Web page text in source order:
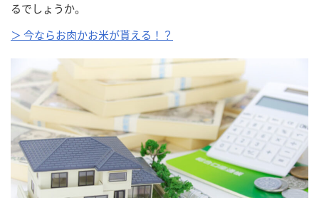
るでしょうか。
＞ 今ならお肉かお米が貰える！？